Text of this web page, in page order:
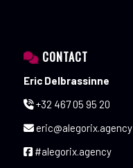
CONTACT
Eric Delbrassinne
+32 467 05 95 20
eric@alegorix.agency
#alegorix.agency